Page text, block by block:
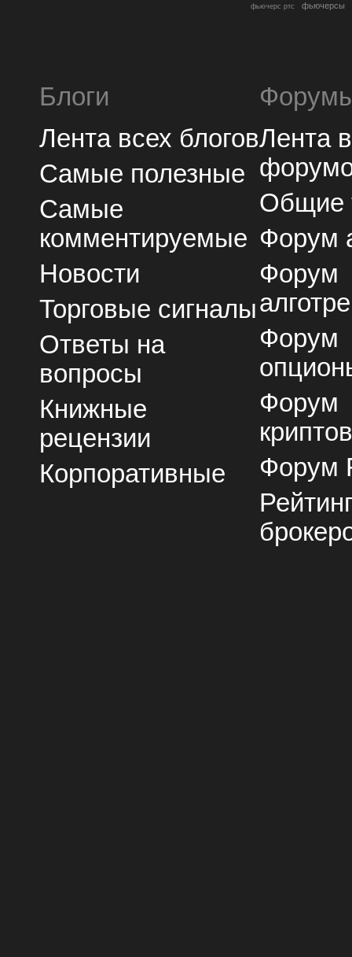
фьючерс ртс фьючерсы
Блоги
Лента всех блогов
Самые полезные
Самые
комментируемые
Новости
Торговые сигналы
Ответы на
вопросы
Книжные
рецензии
Корпоративные
Лента
Общие
Форум
Форум
Форум
Форум
Форум